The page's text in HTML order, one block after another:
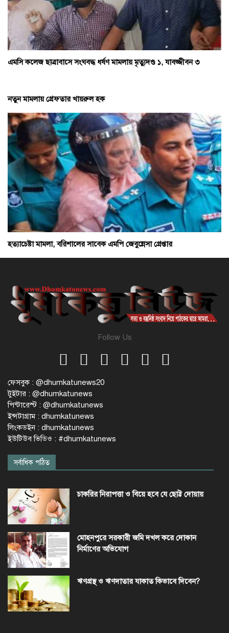
এমসি কলেজ ছাত্রাবাসে সংঘবদ্ধ ধর্ষণ মামলায় মৃত্যুদণ্ড ১, যাবজ্জীবন ৩
নতুন মামলায় গ্রেফতার খায়রুল হক
হত্যাচেষ্টা মামলা, বরিশালের সাবেক এমপি জেবুন্নেসা গ্রেপ্তার
Follow Us
ফেসবুক : @dhumkatunews20
টুইটার : @dhumkatunews
পিন্টারেস্ট : @dhumkatunews
ইন্সটাগ্রাম : dhumkatunews
লিংকডইন : dhumkatunews
ইউটিউব ভিডিও : #dhumkatunews
সর্বাধিক পঠিত
চাকরির নিরাপত্তা ও বিয়ে হবে যে ছোট্ট দোয়ায়
মোহনপুরে সরকারী জমি দখল করে দোকান
নির্মাণের অভিযোগ
ঋণগ্রস্থ ও ঋণদাতার যাকাত কিভাবে দিবেন?